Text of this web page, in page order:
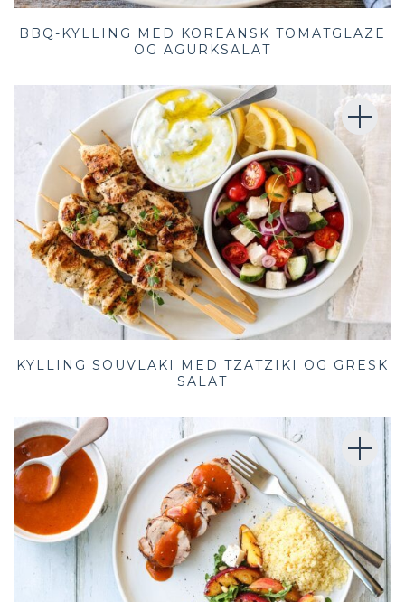
BBQ-KYLLING MED KOREANSK TOMATGLAZE
OG AGURKSALAT
KYLLING SOUVLAKI MED TZATZIKI OG GRESK
SALAT